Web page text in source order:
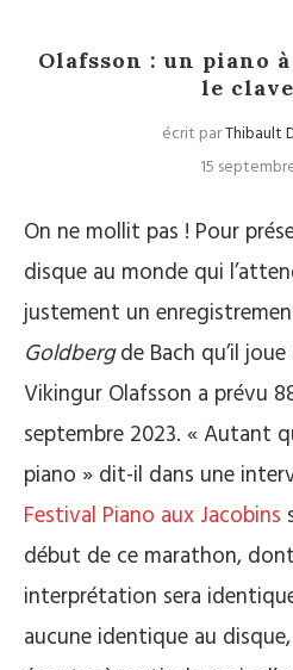
Musique
Olafsson : un piano
le
écrit parThibault
15
On ne mollit pas ! Pour
disque au monde qui
justement un
Goldbergde Bach qu’il
Vikingur Olafsson a prévu
septembre 2023. « Autant
piano » dit-il dans une
Festival Piano aux Jacobins
début de ce marathon,
interprétation sera
aucune identique au